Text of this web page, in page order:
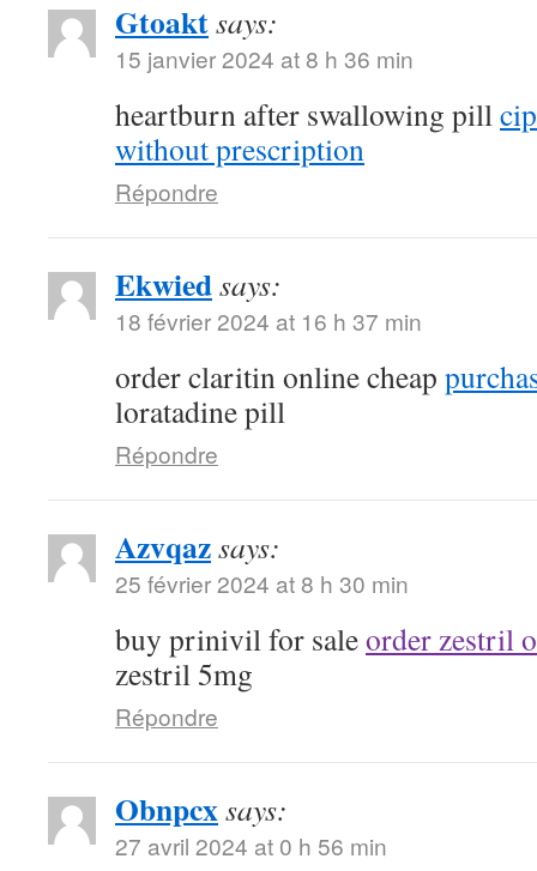
Gtoaktsays:
15 janvier 2024 at 8 h 36 min
heartburn after swallowing pill
without prescription
Répondre
Ekwiedsays:
18 février 2024 at 16 h 37 min
order claritin online cheap
loratadine pill
Répondre
Azvqazsays:
25 février 2024 at 8 h 30 min
buy prinivil for saleorder zestril
zestril 5mg
Répondre
Obnpcxsays:
27 avril 2024 at 0 h 56 min